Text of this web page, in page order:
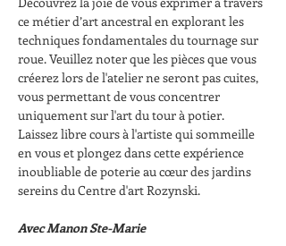
ce métier d’art ancestral en explorant les
techniques fondamentales du tournage sur
roue. Veuillez noter que les pièces que vous
créerez lors de l'atelier ne seront pas cuites,
vous permettant de vous concentrer
uniquement sur l'art du tour à potier.
Laissez libre cours à l'artiste qui sommeille
en vous et plongez dans cette expérience
inoubliable de poterie au cœur des jardins
sereins du Centre d'art Rozynski.
Avec Manon Ste-Marie